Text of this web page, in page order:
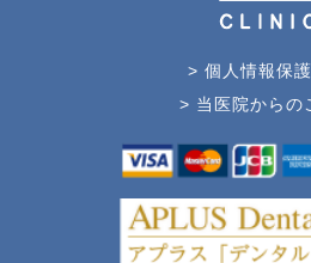
> 個人情報保
> 当医院からの